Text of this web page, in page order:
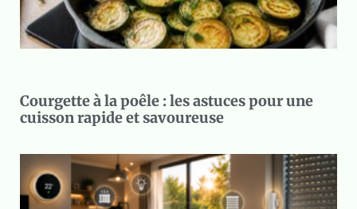
Courgette à la poêle : les astuces pour une
cuisson rapide et savoureuse